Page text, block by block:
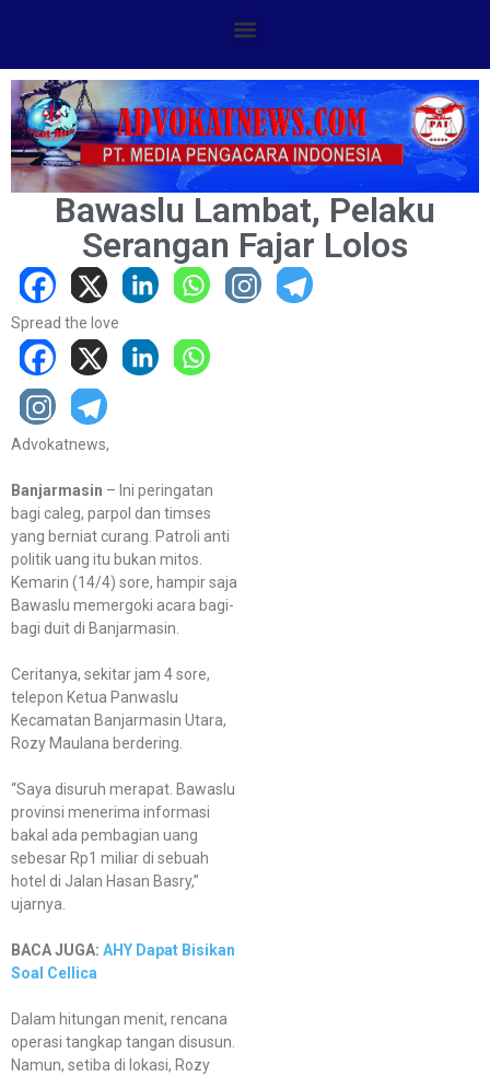
Bawaslu Lambat, Pelaku
Serangan Fajar Lolos
Spread the love
Advokatnews,
Banjarmasin – Ini peringatan
bagi caleg, parpol dan timses
yang berniat curang. Patroli anti
politik uang itu bukan mitos.
Kemarin (14/4) sore, hampir saja
Bawaslu memergoki acara bagi-
bagi duit di Banjarmasin.
Ceritanya, sekitar jam 4 sore,
telepon Ketua Panwaslu
Kecamatan Banjarmasin Utara,
Rozy Maulana berdering.
“Saya disuruh merapat. Bawaslu
provinsi menerima informasi
bakal ada pembagian uang
sebesar Rp1 miliar di sebuah
hotel di Jalan Hasan Basry,”
ujarnya.
BACA JUGA: AHY Dapat Bisikan
Soal Cellica
Dalam hitungan menit, rencana
operasi tangkap tangan disusun.
Namun, setiba di lokasi, Rozy